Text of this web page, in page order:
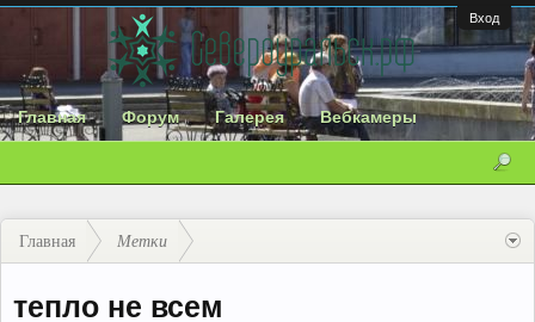
Вход
Главная Форум Галерея Вебкамеры
Главная Метки
тепло не всем